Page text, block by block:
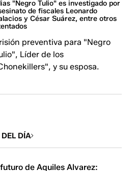
"Negro Tulio" es investigado por
de fiscales Leonardo
y César Suárez, entre otros
preventiva para "Negro
Líder de los
y su esposa.
DÍA
de Aquiles Alvarez: